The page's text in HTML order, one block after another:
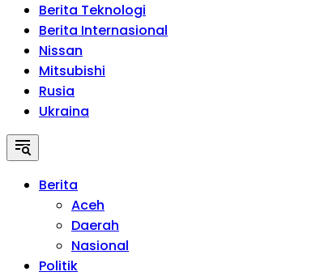
Berita Teknologi
Berita Internasional
Nissan
Mitsubishi
Rusia
Ukraina
Berita
Aceh
Daerah
Nasional
Politik